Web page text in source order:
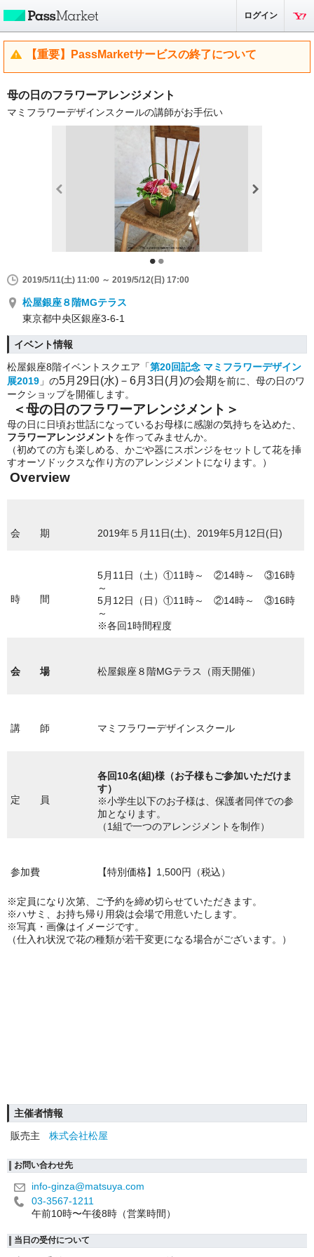
ログイン
【重要】PassMarketサービスの終了について
母の日のフラワーアレンジメント
マミフラワーデザインスクールの講師がお手伝い
2019/5/11(土) 11:00 ～ 2019/5/12(日) 17:00
松屋銀座８階MGテラス
東京都中央区銀座3-6-1
イベント情報
松屋銀座8階イベントスクエア 「第20回記念 マミフラワーデザイン
展2019 」の5月29日(水)－6月3日(月)の会期を前に、母の日のワ
ークショップを開催します。
＜母の日のフラワーアレンジメント＞
母の日に日頃お世話になっているお母様に感謝の気持ちを込めた、
フラワーアレンジメントを作ってみませんか。
（初めての方も楽しめる、かごや器にスポンジをセットして花を挿
すオーソドックスな作り方のアレンジメントになります。）
Overview
会 期 2019年５月11日(土)、2019年5月12日(日)
時 間
5月11日（土）①11時～ ②14時～ ③16時
～
5月12日（日）①11時～ ②14時～ ③16時
～
※各回1時間程度
会 場 松屋銀座８階MGテラス（雨天開催）
講 師 マミフラワーデザインスクール
定 員
各回10名(組)様（お子様もご参加いただけま
す）
※小学生以下のお子様は、保護者同伴での参
加となります。
（1組で一つのアレンジメントを制作）
参加費 【特別価格】1,500円（税込）
※定員になり次第、ご予約を締め切らせていただきます。
※ハサミ、お持ち帰り用袋は会場で用意いたします。
※写真・画像はイメージです。
（仕入れ状況で花の種類が若干変更になる場合がございます。）
主催者情報
販売主
株式会社松屋
お問い合わせ先
info-ginza@matsuya.com
03-3567-1211
午前10時〜午後8時（営業時間）
当日の受付について